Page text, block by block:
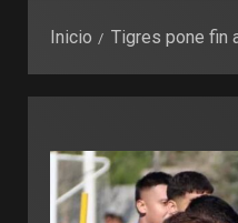
Inicio Tigres pone fin